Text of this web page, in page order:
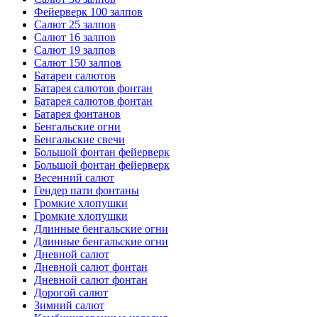
Фейерверк 100 залпов
Салют 25 залпов
Салют 16 залпов
Салют 19 залпов
Салют 150 залпов
Батареи салютов
Батарея салютов фонтан
Батарея салютов фонтан
Батарея фонтанов
Бенгальские огни
Бенгальские свечи
Большой фонтан фейерверк
Большой фонтан фейерверк
Весенний салют
Гендер пати фонтаны
Громкие хлопушки
Громкие хлопушки
Длинные бенгальские огни
Длинные бенгальские огни
Дневной салют
Дневной салют фонтан
Дневной салют фонтан
Дорогой салют
Зимний салют